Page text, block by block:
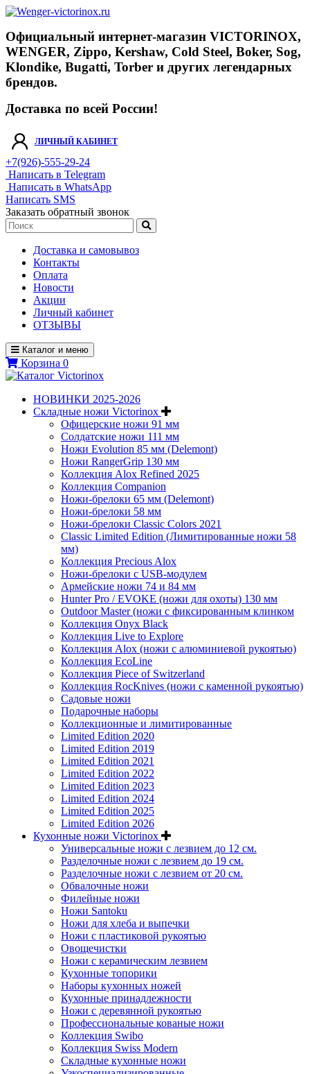
Официальный интернет-магазин VICTORINOX,
WENGER, Zippo, Kershaw, Cold Steel, Boker, Sog,
Klondike, Bugatti, Torber и других легендарных
брендов.
Доставка по всей России!
ЛИЧНЫЙ КАБИНЕТ
+7(926)-555-29-24
Написать в Telegram
Написать в WhatsApp
Написать SMS
Заказать обратный звонок
Доставка и самовывоз
Контакты
Оплата
Новости
Акции
Личный кабинет
ОТЗЫВЫ
Каталог и меню
Корзина 0
НОВИНКИ 2025-2026
Складные ножи Victorinox
Офицерские ножи 91 мм
Солдатские ножи 111 мм
Ножи Evolution 85 мм (Delemont)
Ножи RangerGrip 130 мм
Коллекция Alox Refined 2025
Коллекция Companion
Ножи-брелоки 65 мм (Delemont)
Ножи-брелоки 58 мм
Ножи-брелоки Classic Colors 2021
Classic Limited Edition (Лимитированные ножи 58
мм)
Коллекция Precious Alox
Ножи-брелоки с USB-модулем
Армейские ножи 74 и 84 мм
Hunter Pro / EVOKE (ножи для охоты) 130 мм
Outdoor Master (ножи с фиксированным клинком
Коллекция Onyx Black
Коллекция Live to Explore
Коллекция Alox (ножи с алюминиевой рукоятью)
Коллекция EcoLine
Коллекция Piece of Switzerland
Коллекция RocKnives (ножи с каменной рукоятью)
Садовые ножи
Подарочные наборы
Коллекционные и лимитированные
Limited Edition 2020
Limited Edition 2019
Limited Edition 2021
Limited Edition 2022
Limited Edition 2023
Limited Edition 2024
Limited Edition 2025
Limited Edition 2026
Кухонные ножи Victorinox
Универсальные ножи с лезвием до 12 см.
Разделочные ножи с лезвием до 19 см.
Разделочные ножи с лезвием от 20 см.
Обвалочные ножи
Филейные ножи
Ножи Santoku
Ножи для хлеба и выпечки
Ножи с пластиковой рукоятью
Овощечистки
Ножи с керамическим лезвием
Кухонные топорики
Наборы кухонных ножей
Кухонные принадлежности
Ножи с деревянной рукоятью
Профессиональные кованые ножи
Коллекция Swibo
Коллекция Swiss Modern
Складные кухонные ножи